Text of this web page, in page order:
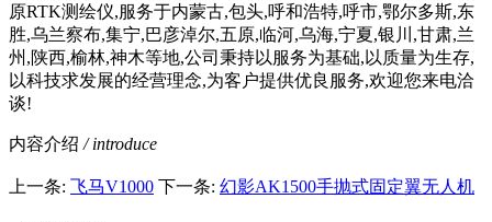
原RTK测绘仪,服务于内蒙古,包头,呼和浩特,呼市,鄂尔多斯,东
胜,乌兰察布,集宁,巴彦淖尔,五原,临河,乌海,宁夏,银川,甘肃,兰
州,陕西,榆林,神木等地,公司秉持以服务为基础,以质量为生存,
以科技求发展的经营理念,为客户提供优良服务,欢迎您来电洽
谈!
内容介绍 / introduce
上一条: 飞马V1000 下一条: 幻影AK1500手抛式固定翼无人机